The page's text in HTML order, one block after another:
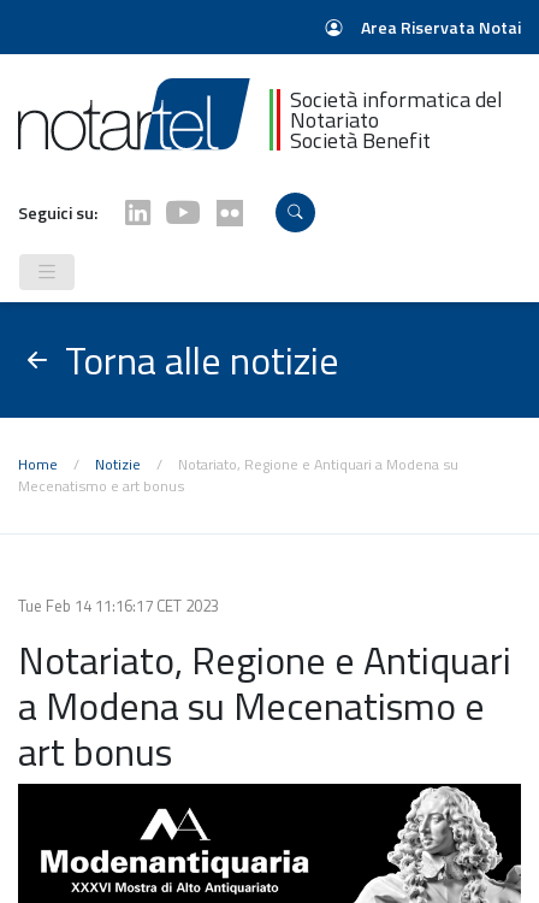
Area Riservata Notai
Società informatica del
Notariato
Società Benefit
Seguici su:
Torna alle notizie
Home / Notizie /
Notariato, Regione e Antiquari a Modena su
Mecenatismo e art bonus
Tue Feb 14 11:16:17 CET 2023
Notariato, Regione e Antiquari
a Modena su Mecenatismo e
art bonus